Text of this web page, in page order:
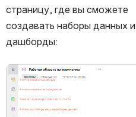
страницу, где вы сможете
создавать наборы данных и
дашборды:
Открыть файл «»